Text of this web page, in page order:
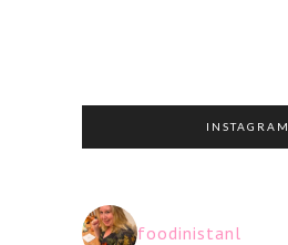
INSTAGRAM
foodinistanl